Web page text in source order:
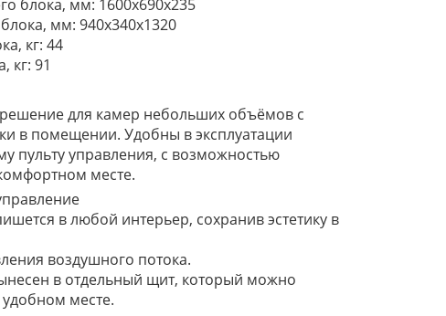
блока, мм: 1600x690x235
мм: 940х340х1320
кг: 44
кг: 91
для камер небольших объёмов с
в помещении. Удобны в эксплуатации
пульту управления, с возможностью
комфортном месте.
в любой интерьер, сохранив эстетику в
воздушного потока.
в отдельный щит, который можно
месте.